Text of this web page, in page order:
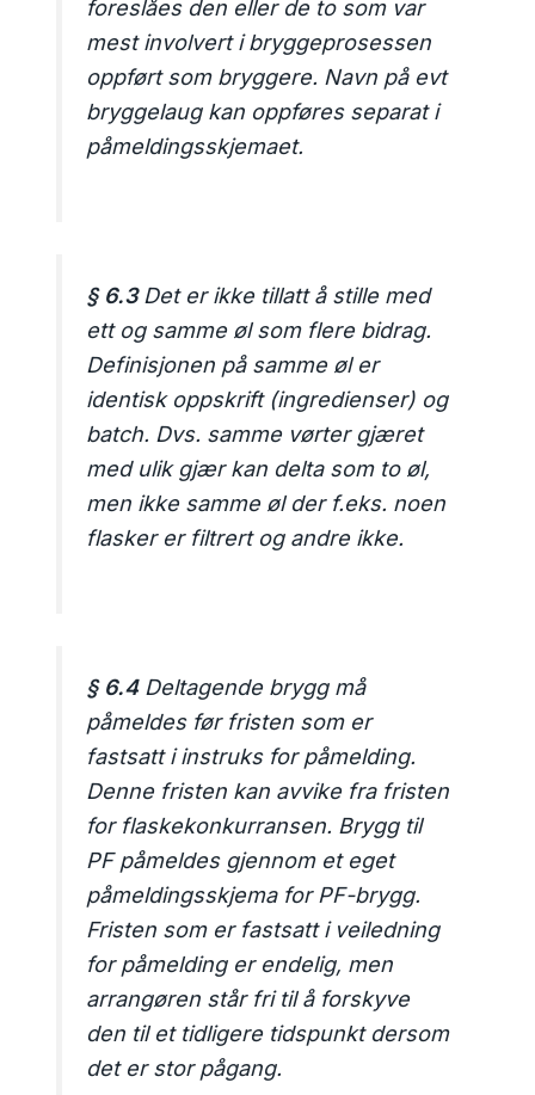
foreslåes den eller de to som var
mest involvert i bryggeprosessen
oppført som bryggere. Navn på evt
bryggelaug kan oppføres separat i
påmeldingsskjemaet.
§ 6.3Det er ikke tillatt å stille med
ett og samme øl som flere bidrag.
Definisjonen på samme øl er
identisk oppskrift (ingredienser) og
batch. Dvs. samme vørter gjæret
med ulik gjær kan delta som to øl,
men ikke samme øl der f.eks. noen
flasker er filtrert og andre ikke.
§ 6.4Deltagende brygg må
påmeldes før fristen som er
fastsatt i instruks for påmelding.
Denne fristen kan avvike fra fristen
for flaskekonkurransen. Brygg til
PF påmeldes gjennom et eget
påmeldingsskjema for PF-brygg.
Fristen som er fastsatt i veiledning
for påmelding er endelig, men
arrangøren står fri til å forskyve
den til et tidligere tidspunkt dersom
det er stor pågang.